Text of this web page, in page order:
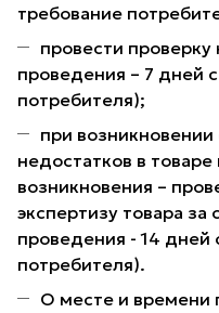
требование
провести проверку
проведения – 7 дней
потребителя);
при
недостатков в товаре
возникновения –
экспертизу товара за
проведения - 14
потребителя).
О месте и времени